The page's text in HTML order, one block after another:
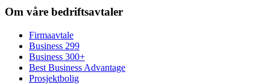
Om våre bedriftsavtaler
Firmaavtale
Business 299
Business 300+
Best Business Advantage
Prosjektbolig